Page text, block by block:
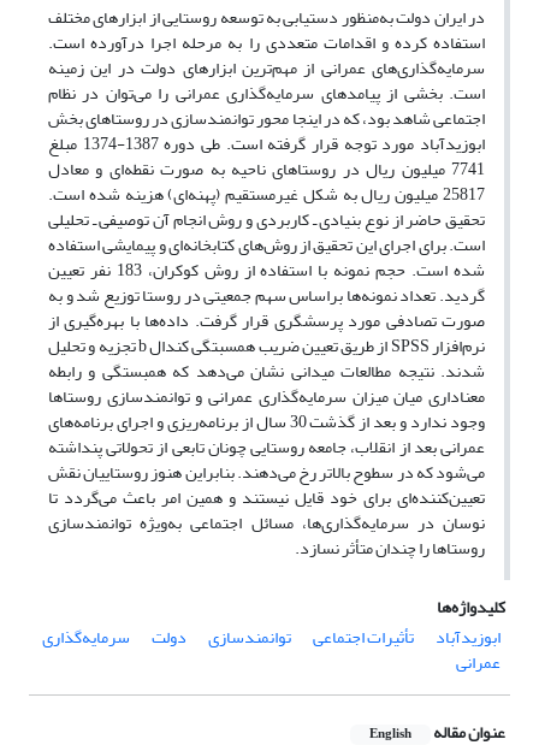
در ایران دولت به‌منظور دستیابی به توسعه روستایی از ابزارهای مختلف
استفاده کرده و اقدامات متعددی را به مرحله اجرا درآورده است.
سرمایه‌گذاری‌های عمرانی از مهم‌ترین ابزارهای دولت در این زمینه
است. بخشی از پیامدهای سرمایه‌گذاری عمرانی را می‌توان در نظام
اجتماعی شاهد بود، که در اینجا محور توانمندسازی در روستاهای بخش
ابوزیدآباد مورد توجه قرار گرفته است. طی دوره 1387-1374 مبلغ
7741 میلیون ریال در روستاهای ناحیه به صورت نقطه‌ای و معادل
25817 میلیون ریال به شکل غیرمستقیم (پهنه‌ای) هزینه شده است.
تحقیق حاضر از نوع بنیادی ـ کاربردی و روش انجام آن توصیفی ـ تحلیلی
است. برای اجرای این تحقیق از روش‌های کتابخانه‌ای و پیمایشی استفاده
شده است. حجم نمونه با استفاده از روش کوکران، 183 نفر تعیین
گردید. تعداد نمونه‌ها براساس سهم جمعیتی در روستا توزیع شد و به
صورت تصادفی مورد پرسشگری قرار گرفت. داده‌ها با بهره‌گیری از
نرم‌افزار SPSS از طریق تعیین ضریب همسبتگی کندال b تجزیه و تحلیل
شدند. نتیجه مطالعات میدانی نشان می‌دهد که همبستگی و رابطه
معناداری میان میزان سرمایه‌گذاری عمرانی و توانمندسازی روستاها
وجود ندارد و بعد از گذشت 30 سال از برنامه‌ریزی و اجرای برنامه‌های
عمرانی بعد از انقلاب، جامعه روستایی چونان تابعی از تحولاتی پنداشته
می‌شود که در سطوح بالاتر رخ می‌دهند. بنابراین هنوز روستاییان نقش
تعیین‌کننده‌ای برای خود قایل نیستند و همین امر باعث می‌گردد تا
نوسان در سرمایه‌گذاری‌ها، مسائل اجتماعی به‌ویژه توانمندسازی
روستاها را چندان متأثر نسازد.
کلیدواژه‌ها
ابوزیدآباد
تأثیرات اجتماعی توانمندسازی دولت سرمایه‌گذاری
عمرانی
عنوان مقاله English